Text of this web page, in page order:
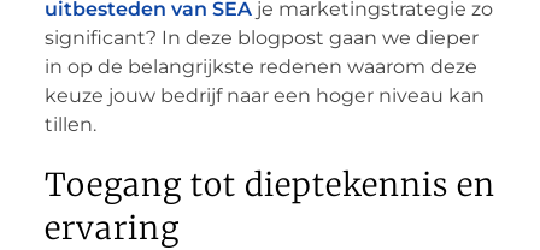
uitbesteden van SEAje marketingstrategie zo
significant? In deze blogpost gaan we dieper
in op de belangrijkste redenen waarom deze
keuze jouw bedrijf naar een hoger niveau kan
tillen.
Toegang tot dieptekennis en
ervaring